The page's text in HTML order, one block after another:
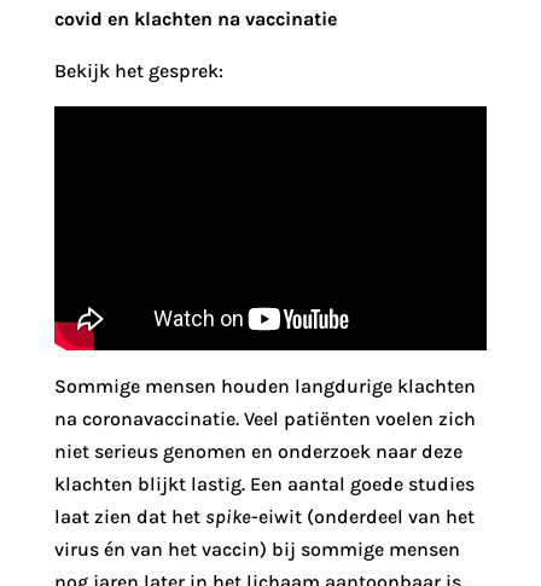
covid en klachten na vaccinatie
Bekijk het gesprek:
Sommige mensen houden langdurige klachten
na coronavaccinatie. Veel patiënten voelen zich
niet serieus genomen en onderzoek naar deze
klachten blijkt lastig. Een aantal goede studies
laat zien dat het spike-eiwit (onderdeel van het
virus én van het vaccin) bij sommige mensen